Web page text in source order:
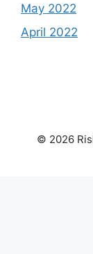
May 2022
April 2022
© 2026